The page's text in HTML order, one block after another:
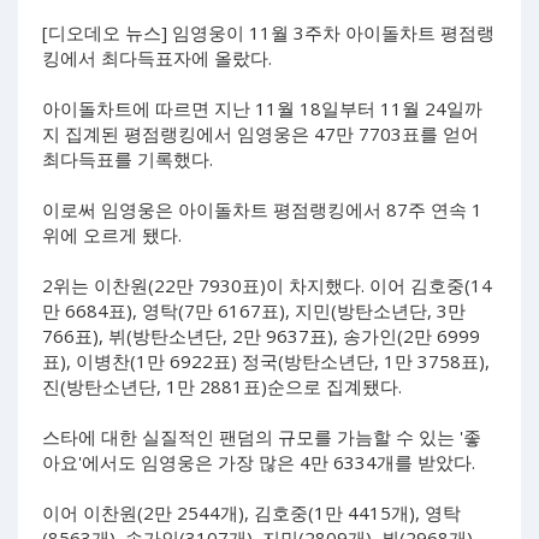
[디오데오 뉴스] 임영웅이 11월 3주차 아이돌차트 평점랭
킹에서 최다득표자에 올랐다.
아이돌차트에 따르면 지난 11월 18일부터 11월 24일까
지 집계된 평점랭킹에서 임영웅은 47만 7703표를 얻어
최다득표를 기록했다.
이로써 임영웅은 아이돌차트 평점랭킹에서 87주 연속 1
위에 오르게 됐다.
2위는 이찬원(22만 7930표)이 차지했다. 이어 김호중(14
만 6684표), 영탁(7만 6167표), 지민(방탄소년단, 3만
766표), 뷔(방탄소년단, 2만 9637표), 송가인(2만 6999
표), 이병찬(1만 6922표) 정국(방탄소년단, 1만 3758표),
진(방탄소년단, 1만 2881표)순으로 집계됐다.
스타에 대한 실질적인 팬덤의 규모를 가늠할 수 있는 '좋
아요'에서도 임영웅은 가장 많은 4만 6334개를 받았다.
이어 이찬원(2만 2544개), 김호중(1만 4415개), 영탁